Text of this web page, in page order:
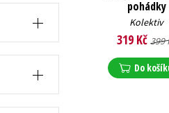
pohádky
Kolektiv
319 Kč 399
Do